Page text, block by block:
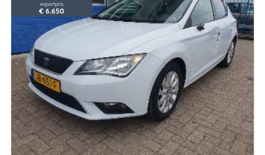
exportpris
€ 6.650